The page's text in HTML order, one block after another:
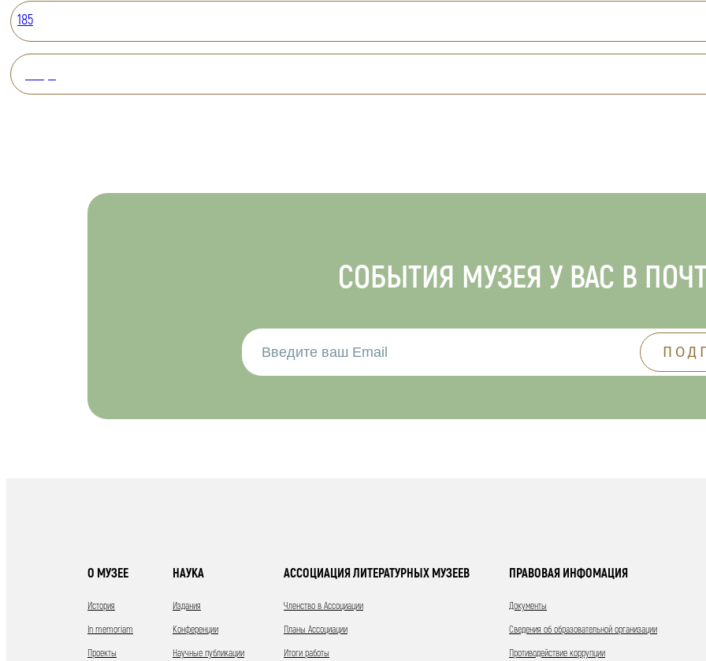
185
СОБЫТИЯ МУЗЕЯ У ВАС В
О МУЗЕЕ
История
In memoriam
Проекты
НАУКА
Издания
Конференции
Научные публикации
АССОЦИАЦИЯ ЛИТЕРАТУРНЫХ МУЗЕЕВ
Членство в Ассоциации
Планы Ассоциации
Итоги работы
ПРАВОВАЯ ИНФОМАЦИЯ
Документы
Сведения об образовательной организации
Противодействие коррупции